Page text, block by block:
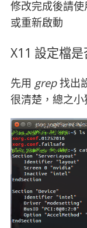
修改完成後請使
或重新啟動
X11 設定檔
先用 grep找出
很清楚，總之小